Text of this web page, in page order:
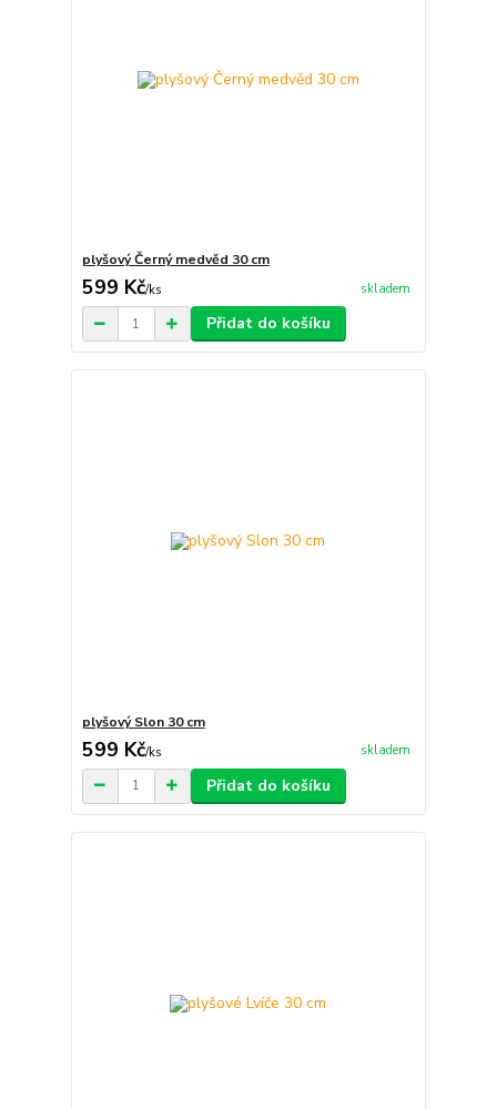
plyšový Černý medvěd 30 cm
599 Kč/ks skladem
Přidat do košíku
plyšový Slon 30 cm
599 Kč/ks skladem
Přidat do košíku